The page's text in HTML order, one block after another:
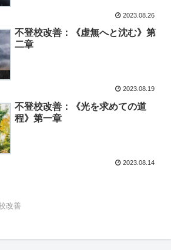
2023.08.26
不登校改善：《虚無へと沈む》第
二章
2023.08.19
不登校改善：《光を求めての道
程》第一章
2023.08.14
改善